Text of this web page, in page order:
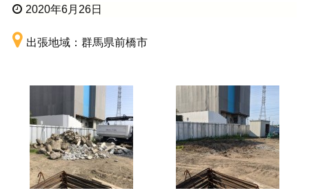
2020年6月26日
出張地域：群馬県前橋市